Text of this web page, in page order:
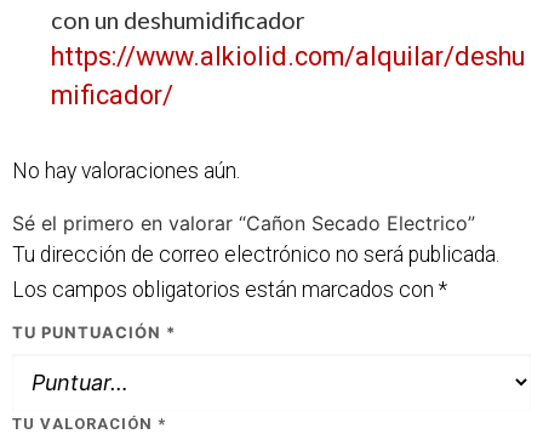
con un deshumidificador
https://www.alkiolid.com/alquilar/deshu
mificador/
No hay valoraciones aún.
Sé el primero en valorar “Cañon Secado Electrico”
Tu dirección de correo electrónico no será publicada.
Los campos obligatorios están marcados con *
TU PUNTUACIÓN *
TU VALORACIÓN *